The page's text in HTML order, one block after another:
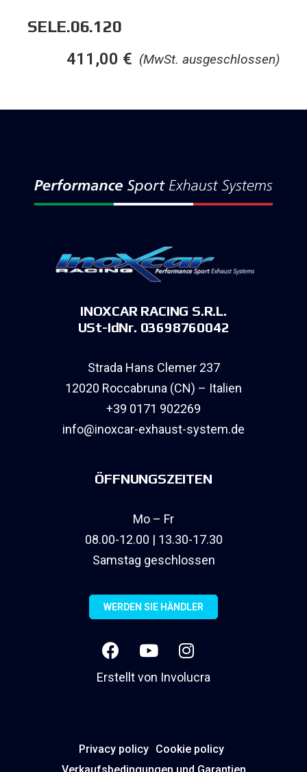
SELE.06.120
(MwSt. ausgeschlossen)
411,00 €
INOXCAR RACING S.R.L.
USt-IdNr. 03698760042
Strada Hans Clemer 237
12020 Roccabruna (CN) – Italien
+39 0171 902269
info@inoxcar-exhaust-system.de
ÖFFNUNGSZEITEN
Mo – Fr
08.00-12.00 | 13.30-17.30
Samstag geschlossen
WERDEN SIE HÄNDLER
Erstellt von Involucra
Privacy policy Cookie policy